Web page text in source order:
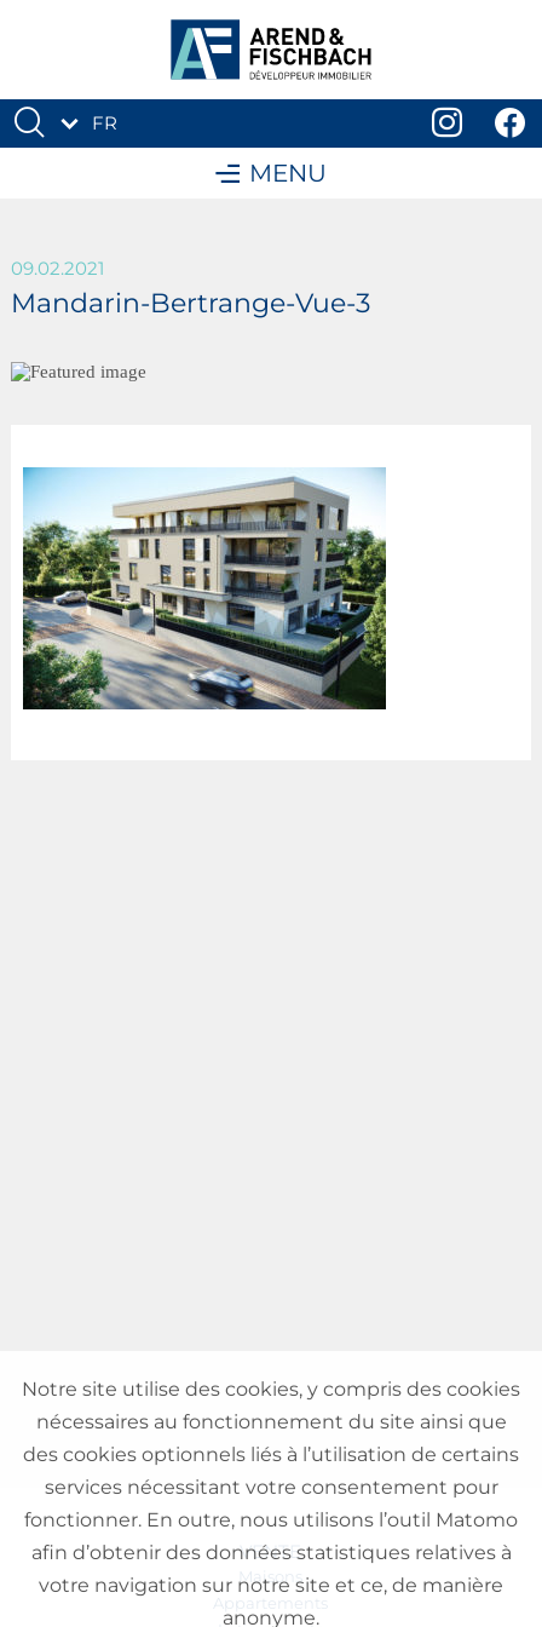
FR
MENU
09.02.2021
Mandarin-Bertrange-Vue-3
VENTE
Maisons
Appartements
Notre site utilise des cookies, y compris des cookies
nécessaires au fonctionnement du site ainsi que
des cookies optionnels liés à l’utilisation de certains
services nécessitant votre consentement pour
fonctionner. En outre, nous utilisons l’outil Matomo
afin d’obtenir des données statistiques relatives à
votre navigation sur notre site et ce, de manière
anonyme.